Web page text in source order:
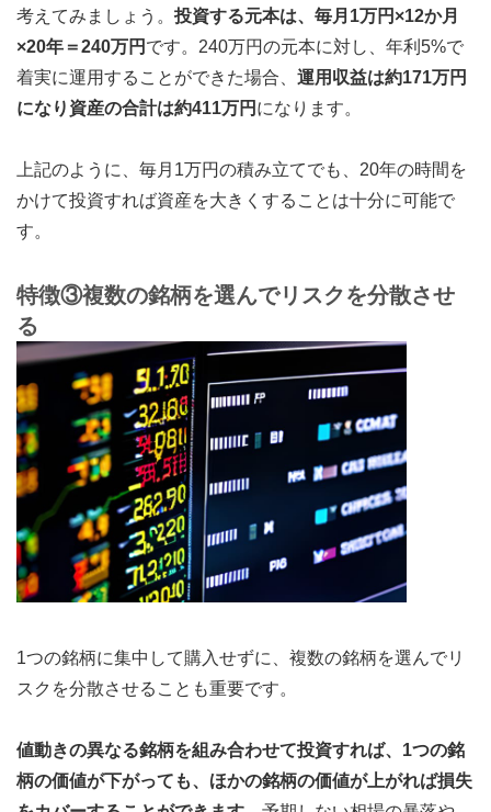
考えてみましょう。 投資する元本は、毎月1万円×12か月
×20年＝240万円 です。240万円の元本に対し、年利5%で
着実に運用することができた場合、 運用収益は約171万円
になり資産の合計は約411万円 になります。
上記のように、毎月1万円の積み立てでも、20年の時間を
かけて投資すれば資産を大きくすることは十分に可能で
す。
特徴③複数の銘柄を選んでリスクを分散させ
る
1つの銘柄に集中して購入せずに、複数の銘柄を選んでリ
スクを分散させることも重要です。
値動きの異なる銘柄を組み合わせて投資すれば、1つの銘
柄の価値が下がっても、ほかの銘柄の価値が上がれば損失